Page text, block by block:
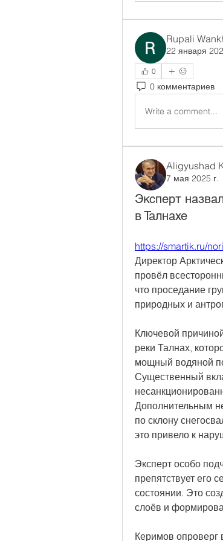
Rupali
22 января
0
0 комментариев
Write a comment...
Aligyushad
7 мая 2025 г.
Эксперт
в Талнахе
https://smartik.ru/
Директор
провёл
что проседание
природных и
Ключевой
реки Талнах,
мощный водяной
Существенный
Дополнительным
по склону
это привело к
Эксперт особо
препятствует его
состоянии. Это
слоёв и
Керимов